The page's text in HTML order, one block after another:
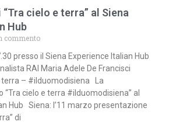
cielo e terra” al Siena
Hub
commento
presso il Siena Experience Italian Hub
RAI Maria Adele De Francisci
terra – #ilduomodisiena La
cielo e terra #ilduomodisiena” al
Hub Siena: l’11 marzo presentazione
di